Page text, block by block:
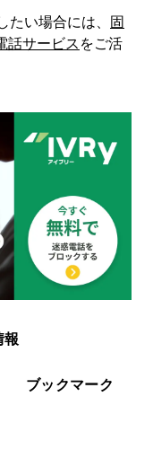
たい場合には、
固
話サービス をご活
報
ブックマーク